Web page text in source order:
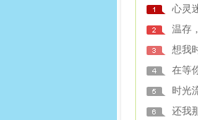
温存
在等
时光
还我